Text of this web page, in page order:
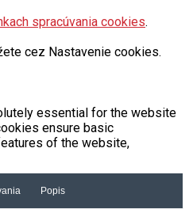
spracúvania cookies.
cez Nastavenie cookies.
essential for the website
ensure basic
of the website,
Popis